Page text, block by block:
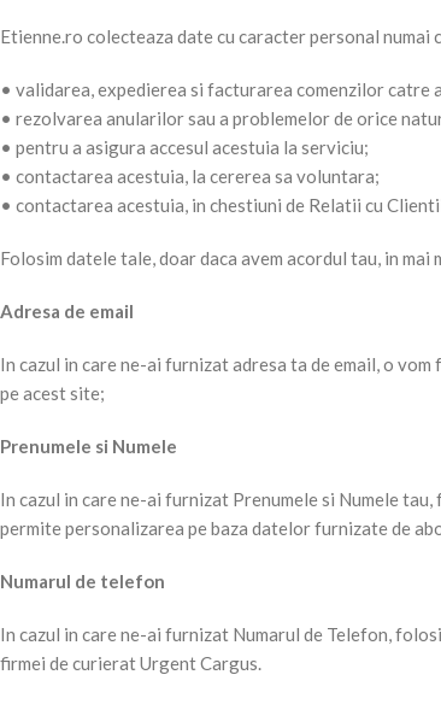
Etienne.ro colecteaza date cu caracter personal
• validarea, expedierea si facturarea comenzilor catre
• rezolvarea anularilor sau a problemelor de orice
• pentru a asigura accesul acestuia la serviciu;
• contactarea acestuia, la cererea sa voluntara;
• contactarea acestuia, in chestiuni de Relatii cu
Folosim datele tale, doar daca avem acordul tau, in
Adresa de email
In cazul in care ne-ai furnizat adresa ta de email, o
pe acest site;
Prenumele si Numele
In cazul in care ne-ai furnizat Prenumele si Numele
permite personalizarea pe baza datelor furnizate de
Numarul de telefon
In cazul in care ne-ai furnizat Numarul de Telefon,
firmei de curierat Urgent Cargus.